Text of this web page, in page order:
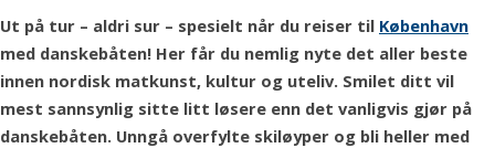
Ut på tur – aldri sur – spesielt når du reiser til København
med danskebåten! Her får du nemlig nyte det aller beste
innen nordisk matkunst, kultur og uteliv. Smilet ditt vil
mest sannsynlig sitte litt løsere enn det vanligvis gjør på
danskebåten. Unngå overfylte skiløyper og bli heller med